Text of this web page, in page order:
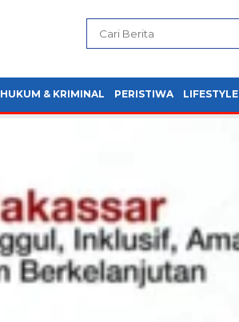
HUKUM & KRIMINAL PERISTIWA LIFESTYLE